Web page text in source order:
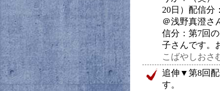
20日）配信分
＠浅野真澄さ
信分：第7回
子さんです。
こばやしおさ
追伸▼第8回
す。